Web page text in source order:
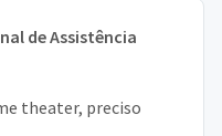
de Assistência
theater, preciso